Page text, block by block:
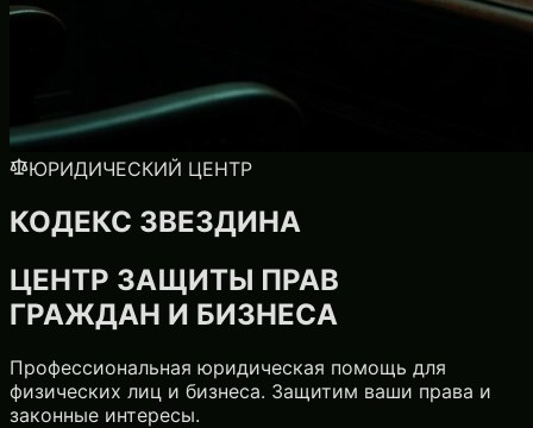
ЮРИДИЧЕСКИЙ ЦЕНТР
КОДЕКС ЗВЕЗДИНА
ЦЕНТР ЗАЩИТЫ ПРАВ
ГРАЖДАН И БИЗНЕСА
Профессиональная юридическая помощь для
физических лиц и бизнеса. Защитим ваши права и
законные интересы.